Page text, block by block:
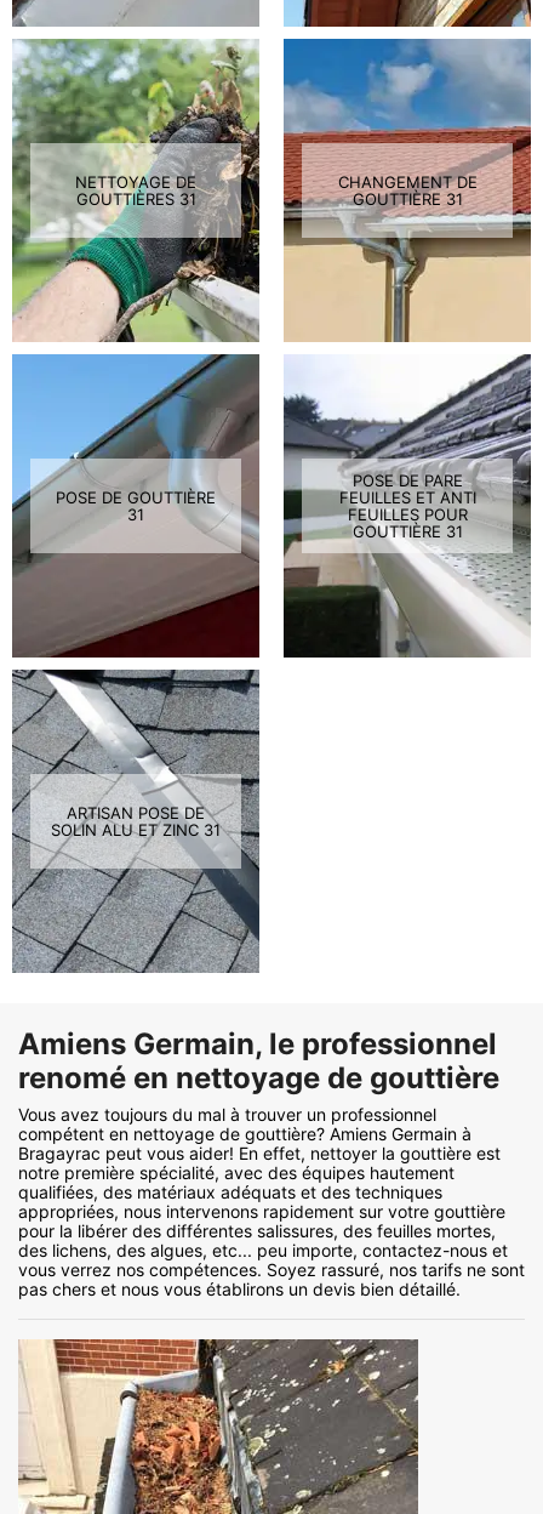
NETTOYAGE DE
GOUTTIÈRES 31
CHANGEMENT DE
GOUTTIÈRE 31
POSE DE GOUTTIÈRE
31
POSE DE PARE
FEUILLES ET ANTI
FEUILLES POUR
GOUTTIÈRE 31
ARTISAN POSE DE
SOLIN ALU ET ZINC 31
Amiens Germain, le professionnel
renomé en nettoyage de gouttière
Vous avez toujours du mal à trouver un professionnel
compétent en nettoyage de gouttière? Amiens Germain à
Bragayrac peut vous aider! En effet, nettoyer la gouttière est
notre première spécialité, avec des équipes hautement
qualifiées, des matériaux adéquats et des techniques
appropriées, nous intervenons rapidement sur votre gouttière
pour la libérer des différentes salissures, des feuilles mortes,
des lichens, des algues, etc... peu importe, contactez-nous et
vous verrez nos compétences. Soyez rassuré, nos tarifs ne sont
pas chers et nous vous établirons un devis bien détaillé.